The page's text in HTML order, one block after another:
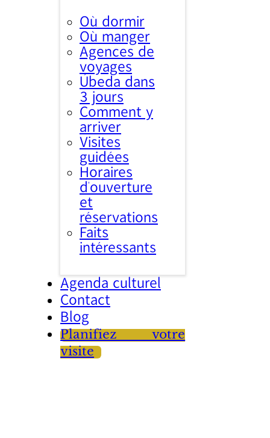
Où dormir
Où manger
Agences de
voyages
Úbeda dans
3 jours
Comment y
arriver
Visites
guidées
Horaires
d’ouverture
et
réservations
Faits
intéressants
Agenda culturel
Contact
Blog
Planifiez votre
visite